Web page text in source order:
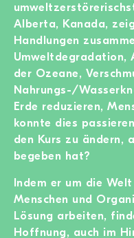
Alberta, Kanada,
Handlungen
Umweltdegradation,
der Ozeane,
Nahrungs-/
Erde reduzieren,
konnte dies
den Kurs zu ändern,
begeben hat?
Indem er um die
Menschen und
Lösung arbeiten,
Hoffnung, auch im